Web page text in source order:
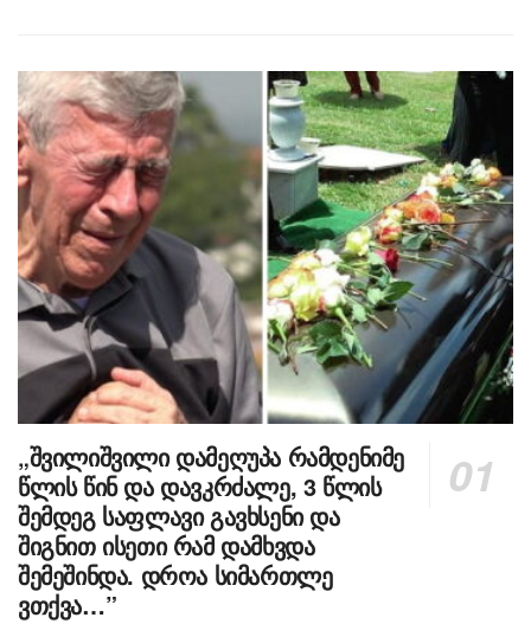
„შვილიშვილი დამეღუპა რამდენიმე
წლის წინ და დავკრძალე, 3 წლის
შემდეგ საფლავი გავხსენი და
შიგნით ისეთი რამ დამხვდა
შემეშინდა. დროა სიმართლე
ვთქვა…”